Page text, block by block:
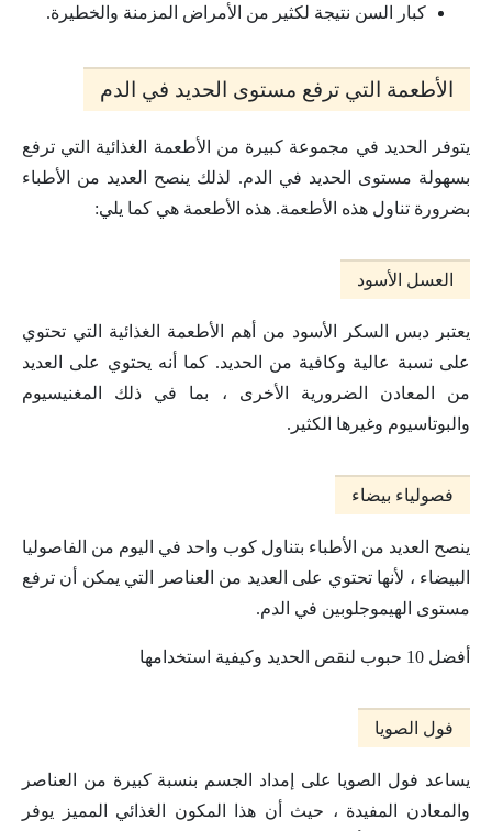
كبار السن نتيجة لكثير من الأمراض المزمنة والخطيرة.
الأطعمة التي ترفع مستوى الحديد في الدم
يتوفر الحديد في مجموعة كبيرة من الأطعمة الغذائية التي ترفع
بسهولة مستوى الحديد في الدم. لذلك ينصح العديد من الأطباء
بضرورة تناول هذه الأطعمة. هذه الأطعمة هي كما يلي:
العسل الأسود
يعتبر دبس السكر الأسود من أهم الأطعمة الغذائية التي تحتوي
على نسبة عالية وكافية من الحديد. كما أنه يحتوي على العديد
من المعادن الضرورية الأخرى ، بما في ذلك المغنيسيوم
والبوتاسيوم وغيرها الكثير.
فصولياء بيضاء
ينصح العديد من الأطباء بتناول كوب واحد في اليوم من الفاصوليا
البيضاء ، لأنها تحتوي على العديد من العناصر التي يمكن أن ترفع
مستوى الهيموجلوبين في الدم.
أفضل 10 حبوب لنقص الحديد وكيفية استخدامها
فول الصويا
يساعد فول الصويا على إمداد الجسم بنسبة كبيرة من العناصر
والمعادن المفيدة ، حيث أن هذا المكون الغذائي المميز يوفر